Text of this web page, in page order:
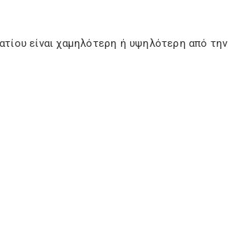
είναι χαμηλότερη ή υψηλότερη από την